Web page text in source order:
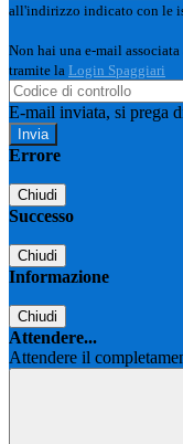
all'indirizzo indicato con le
Non hai una e-mail
tramite la Login Spaggiari
E-mail inviata, si prega
Errore
Chiudi
Successo
Chiudi
Informazione
Chiudi
Attendere...
Attendere il